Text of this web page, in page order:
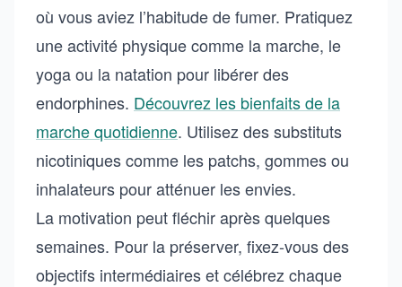
où vous aviez l’habitude de fumer. Pratiquez
une activité physique comme la marche, le
yoga ou la natation pour libérer des
endorphines. Découvrez les bienfaits de la
marche quotidienne. Utilisez des substituts
nicotiniques comme les patchs, gommes ou
inhalateurs pour atténuer les envies.
La motivation peut fléchir après quelques
semaines. Pour la préserver, fixez-vous des
objectifs intermédiaires et célébrez chaque